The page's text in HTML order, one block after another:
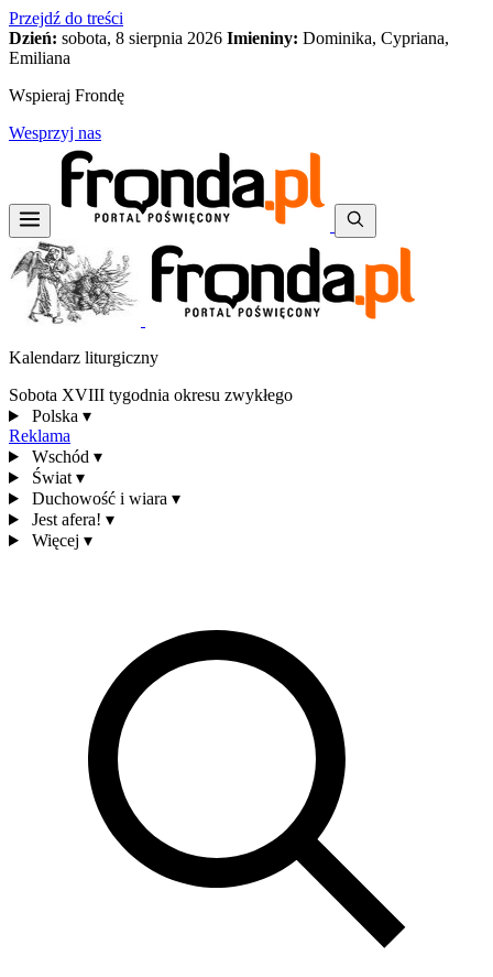
Przejdź do treści
Dzień: sobota, 8 sierpnia 2026 Imieniny: Dominika, Cypriana,
Emiliana
Wspieraj Frondę
Wesprzyj nas
Kalendarz liturgiczny
Sobota XVIII tygodnia okresu zwykłego
Polska ▾
Reklama
Wschód ▾
Świat ▾
Duchowość i wiara ▾
Jest afera! ▾
Więcej ▾